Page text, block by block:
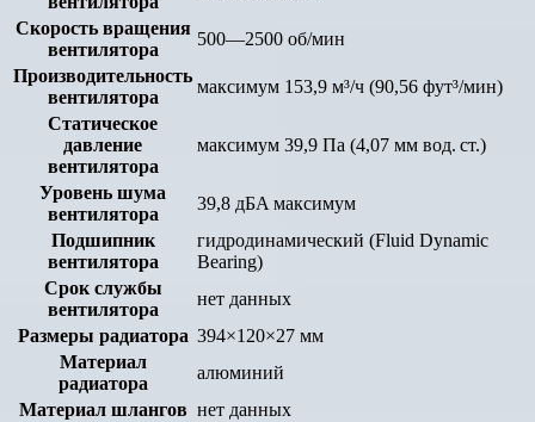
Скорость вращения
вентилятора
500—2500 об/мин
Производительность
вентилятора
максимум 153,9 м³/ч (90,56 фут³/мин)
Статическое
давление
вентилятора
максимум 39,9 Па (4,07 мм вод. ст.)
Уровень шума
вентилятора
39,8 дБA максимум
Подшипник
вентилятора
гидродинамический (Fluid Dynamic
Bearing)
Срок службы
вентилятора
нет данных
Размеры радиатора 394×120×27 мм
Материал
радиатора
алюминий
Материал шлангов нет данных